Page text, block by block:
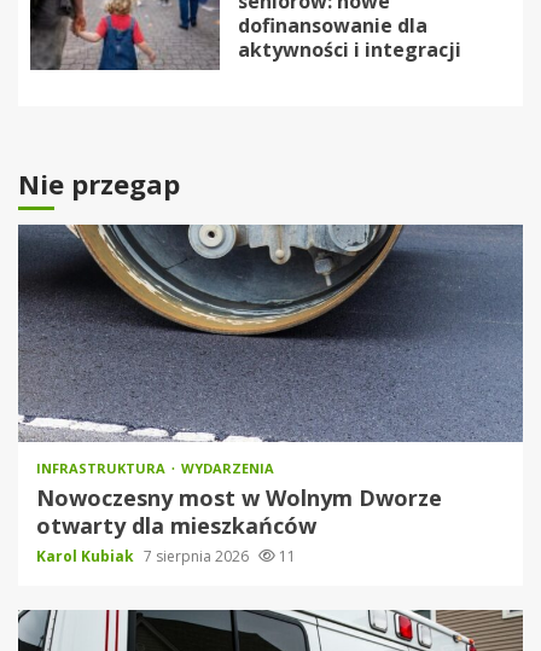
dofinansowanie dla
aktywności i integracji
Nie przegap
INFRASTRUKTURA WYDARZENIA
Nowoczesny most w Wolnym Dworze
otwarty dla mieszkańców
Karol Kubiak 7 sierpnia 2026 11